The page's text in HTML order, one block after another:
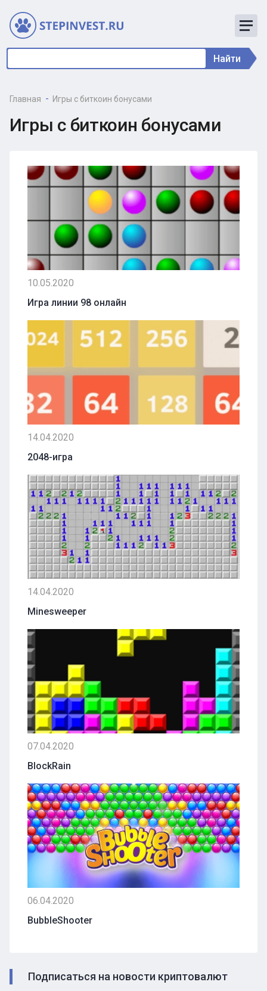
Найти
Главная Игры с биткоин бонусами
Игры с биткоин бонусами
10.05.2020
Игра линии 98 онлайн
14.04.2020
2048-игра
14.04.2020
Minesweeper
07.04.2020
BlockRain
06.04.2020
BubbleShooter
Подписаться на новости криптовалют